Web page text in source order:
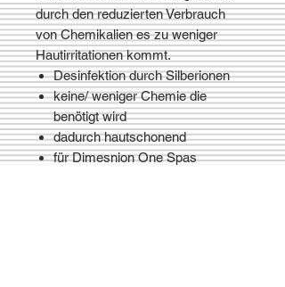
durch den reduzierten Verbrauch
von Chemikalien es zu weniger
Hautirritationen kommt.
Desinfektion durch Silberionen
keine/ weniger Chemie die
benötigt wird
dadurch hautschonend
für Dimesnion One Spas